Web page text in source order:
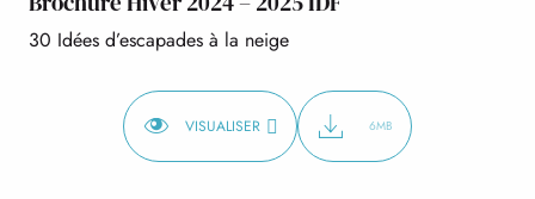
30 Idées d’escapades à la neige
VISUALISER 6MB